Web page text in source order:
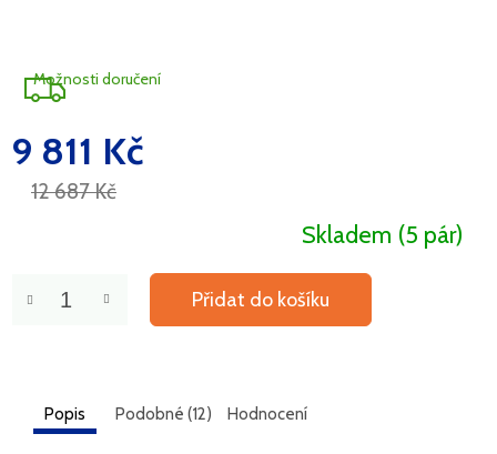
12 687 Kč
9 811 Kč
Měrná
cena:
Skladem (5 pár)
Možnosti doručení
Přidat do košíku
Popis Podobné (12) Hodnocení